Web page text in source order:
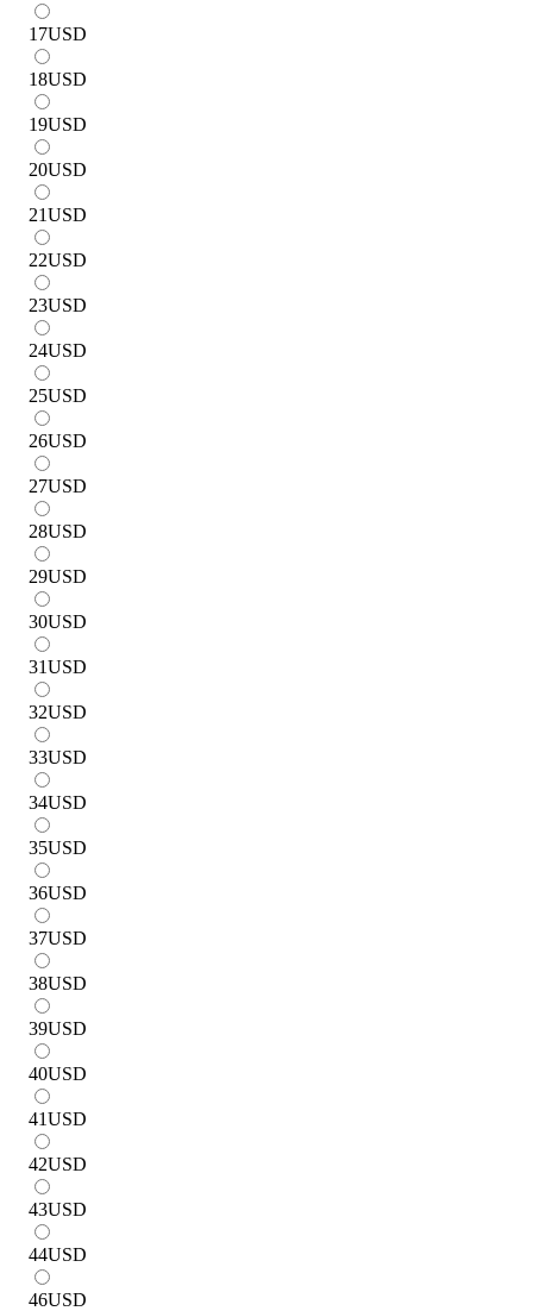
17USD
18USD
19USD
20USD
21USD
22USD
23USD
24USD
25USD
26USD
27USD
28USD
29USD
30USD
31USD
32USD
33USD
34USD
35USD
36USD
37USD
38USD
39USD
40USD
41USD
42USD
43USD
44USD
46USD